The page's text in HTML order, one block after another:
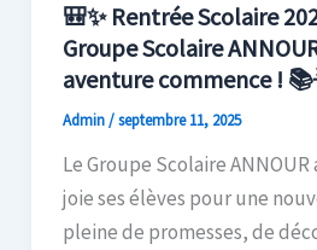
🎒✨ Rentrée Scolaire
Groupe Scolaire
aventure commence !
Admin/septembre 11, 2025
Le Groupe Scolaire
joie ses élèves pour une
pleine de promesses, de